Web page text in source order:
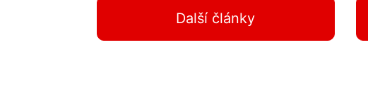
Další články